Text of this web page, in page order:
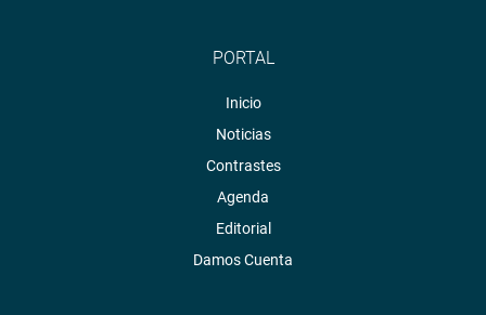
PORTAL
Inicio
Noticias
Contrastes
Agenda
Editorial
Damos Cuenta